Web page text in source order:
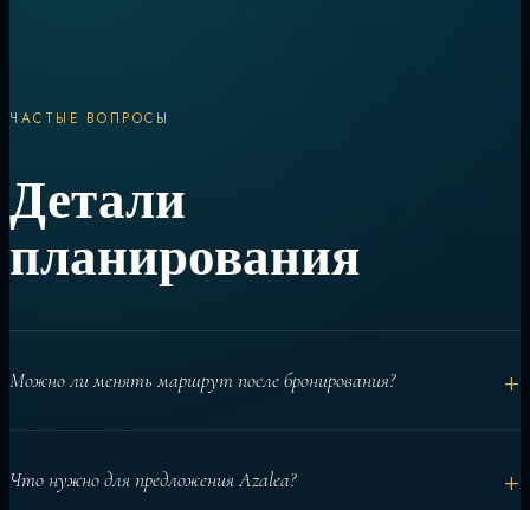
ЧАСТЫЕ ВОПРОСЫ
Детали
планирования
Можно ли менять маршрут после бронирования? +
решения можно адаптировать под условия и гостей.
Что нужно для предложения Azalea? +